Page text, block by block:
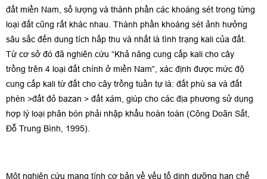
đất miền Nam, số lượng và thành phần các khoáng sét trong từng
loại đất cũng rất khác nhau. Thành phần khoáng sét ảnh hưởng
sâu sắc đến dung tích hấp thu và nhất là tình trạng kali của đất.
Từ cơ sở đó đã nghiên cứu “Khả năng cung cấp kali cho cây
trồng trên 4 loại đất chính ở miền Nam”, xác định được mức độ
cung cấp kali từ đất cho cây trồng tuần tự là: đất phù sa và đất
phèn >đất đỏ bazan > đất xám, giúp cho các địa phương sử dụng
hợp lý loại phân bón phải nhập khẩu hoàn toàn (Công Doãn Sắt,
Đỗ Trung Bình, 1995).
Một nghiên cứu mang tính cơ bản về yếu tố dinh dưỡng hạn chế